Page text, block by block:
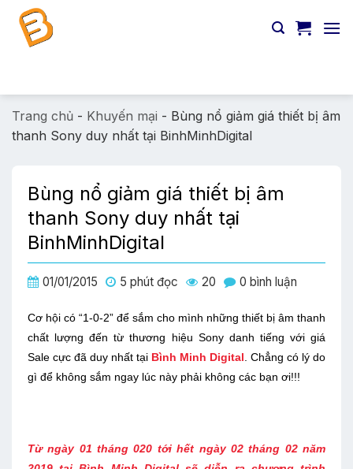
Chuyển
đến
Trang chủ - Khuyến mại - Bùng nổ giảm giá thiết bị âm
thanh Sony duy nhất tại BinhMinhDigital
Bùng nổ giảm giá thiết bị âm
thanh Sony duy nhất tại
BinhMinhDigital
01/01/2015 5 phút đọc 20 0 bình luận
Cơ hội có “1-0-2” để sắm cho mình những thiết bị âm thanh
chất lượng đến từ thương hiệu Sony danh tiếng với giá
Sale cực đã duy nhất tại Bình Minh Digital . Chẳng có lý do
gì để không sắm ngay lúc này phải không các bạn ơi!!!
Từ ngày 01 tháng 020 tới hết ngày 02 tháng 02 năm